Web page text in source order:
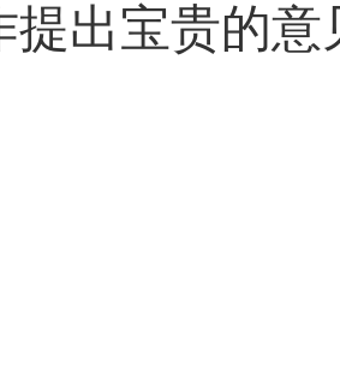
提出宝贵的意